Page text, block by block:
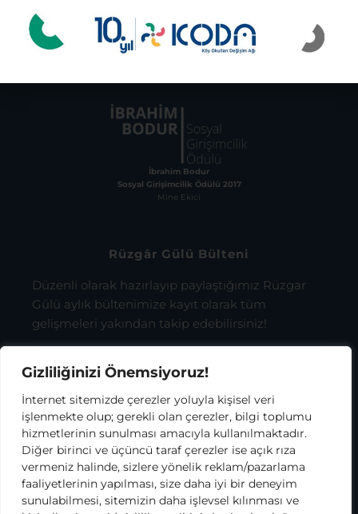
Gizliliğinizi Önemsiyoruz!
İnternet sitemizde çerezler yoluyla kişisel veri
işlenmekte olup; gerekli olan çerezler, bilgi toplumu
hizmetlerinin sunulması amacıyla kullanılmaktadır.
Diğer birinci ve üçüncü taraf çerezler ise açık rıza
vermeniz halinde, sizlere yönelik reklam/pazarlama
faaliyetlerinin yapılması, size daha iyi bir deneyim
sunulabilmesi, sitemizin daha işlevsel kılınması ve
İbrahim Bodur
Sosyal Girişimcilik Ödülü 2017
Mine Ekici
Rüzgâr Gülü Bülteni
Düzenli olarak hazırlayıp paylaştığımız Rüzgar
Gülü aylık bültenimize kayıt olarak tüm
gelişmeleri yakından takip edebilirsiniz!
KODA Rüzgar Gülü Aydınlatma Metni
Kapsamı’nda bilgilenmiş olarak, bu
kapsamda tarafıma elektronik ticari ileti
gönderilmesini ve kişisel verilerimin